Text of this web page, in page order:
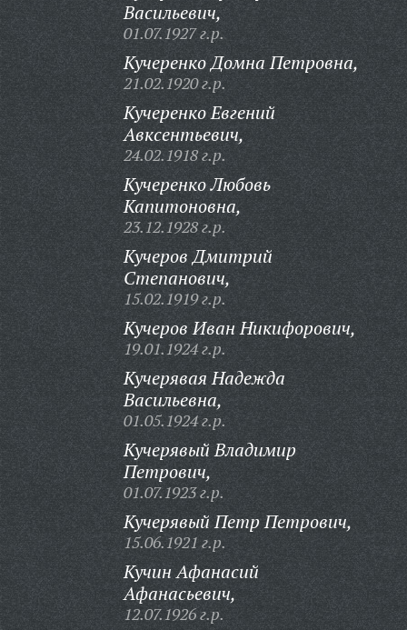
Васильевич,
01.07.1927 г.р.
Кучеренко Домна Петровна,
21.02.1920 г.р.
Кучеренко Евгений
Авксентьевич,
24.02.1918 г.р.
Кучеренко Любовь
Капитоновна,
23.12.1928 г.р.
Кучеров Дмитрий
Степанович,
15.02.1919 г.р.
Кучеров Иван Никифорович,
19.01.1924 г.р.
Кучерявая Надежда
Васильевна,
01.05.1924 г.р.
Кучерявый Владимир
Петрович,
01.07.1923 г.р.
Кучерявый Петр Петрович,
15.06.1921 г.р.
Кучин Афанасий
Афанасьевич,
12.07.1926 г.р.